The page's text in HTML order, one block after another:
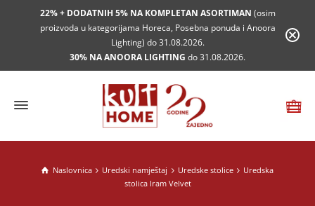
22% + DODATNIH 5% NA KOMPLETAN ASORTIMAN (osim
proizvoda u kategorijama Horeca, Posebna ponuda i Anoora
Lighting) do 31.08.2026.
30% NA ANOORA LIGHTING do 31.08.2026.
Naslovnica Uredski namještaj Uredske stolice
Uredska
stolica Iram Velvet